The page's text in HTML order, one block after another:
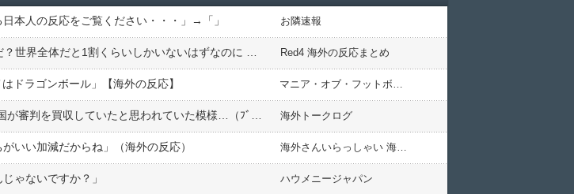
本人の反応をご覧ください・・・」→「」 お隣速報
Red4 海外の反応まとめ
ドラゴンボール」【海外の反応】 マニア・オブ・フットボール
海外トークログ
いい加減だからね」（海外の反応） 海外さんいらっしゃい 海外の反応
ゃないですか？」 ハウメニージャパン